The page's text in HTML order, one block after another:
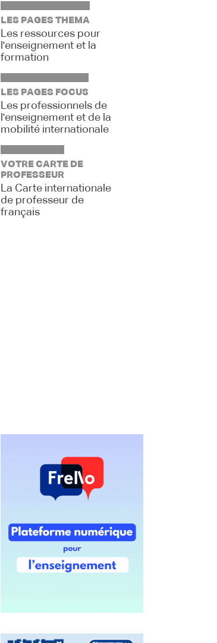
LES PAGES THEMA
Les ressources pour
l'enseignement et la
formation
LES PAGES FOCUS
Les professionnels de
l'enseignement et de la
mobilité internationale
VOTRE CARTE DE
PROFESSEUR
La Carte internationale
de professeur de
français